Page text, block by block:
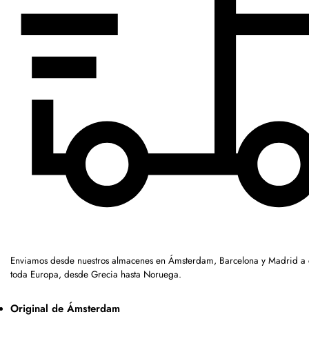
Enviamos desde nuestros almacenes en Ámsterdam, Barcelona y Madrid a
toda Europa, desde Grecia hasta Noruega.
Original de Ámsterdam